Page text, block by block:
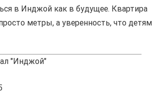
в Инджой как в будущее. Квартира
метры, а уверенность, что детям
"Инджой"